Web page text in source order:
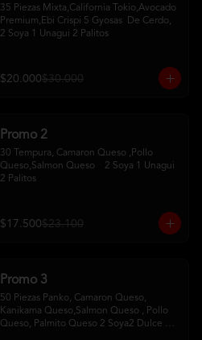
35 Piezas Mixta,California Tokio,Avocado
Premium,Ebi Crispi 5 Gyosas  De Cerdo,
2 Soya 1 Unagui 2 Palitos
$20.000$30.000
Promo 2
30 Tempura, Camaron Queso ,Pollo
Queso,Salmon Queso    2 Soya 1 Unagui
2 Palitos
$17.500$23.100
Promo 3
50 Piezas Panko, Camaron Queso,
Kanikama Queso,Salmon Queso , Pollo
Queso, Palmito Queso 2 Soya2 Dulce 2